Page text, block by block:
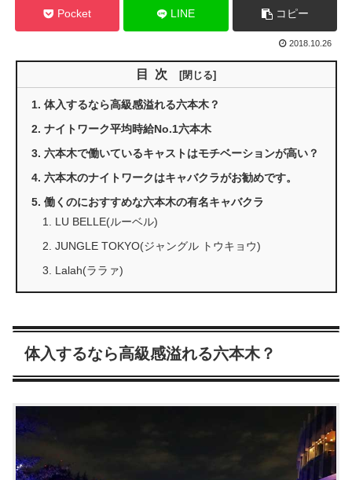
Pocket LINE コピー
2018.10.26
目次
体入するなら高級感溢れる六本木？
ナイトワーク平均時給No.1六本木
六本木で働いているキャストはモチベーションが高い？
六本木のナイトワークはキャバクラがお勧めです。
働くのにおすすめな六本木の有名キャバクラ
LU BELLE(ルーベル)
JUNGLE TOKYO(ジャングル トウキョウ)
Lalah(ララァ)
体入するなら高級感溢れる六本木？